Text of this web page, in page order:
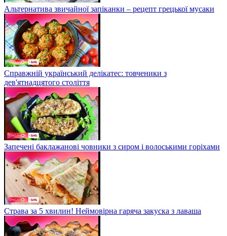
Альтернатива звичайної запіканки – рецепт грецької мусаки
Справжній український делікатес: товченики з
дев'ятнадцятого століття
Запечені баклажанові човники з сиром і волоськими горіхами
Страва за 5 хвилин! Неймовірна гаряча закуска з лаваша